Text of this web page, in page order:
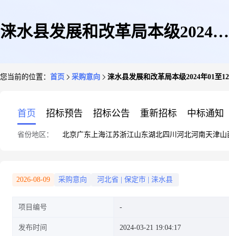
涞水县发展和改革局本级2024年
您当前的位置： 首页 采购意向 涞水县发展和改革局本级2024年01至
首页 招标预告 招标公告 重新招标 中标通知
省份地区： 北京广东 上海江苏浙江山东湖北四川 河北河南天津山
2026-08-09 采购意向 河北省 保定市 涞水县
项目编号
发布时间 2024-03-21 19:04:17